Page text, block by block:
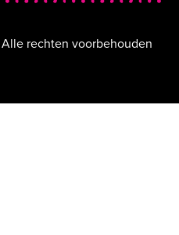
rechten voorbehouden